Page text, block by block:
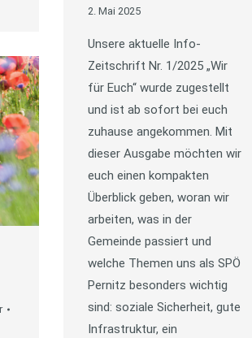
2. Mai 2025
Unsere aktuelle Info-
Zeitschrift Nr. 1/2025 „Wir
für Euch“ wurde zugestellt
und ist ab sofort bei euch
zuhause angekommen. Mit
dieser Ausgabe möchten wir
euch einen kompakten
Überblick geben, woran wir
arbeiten, was in der
Gemeinde passiert und
welche Themen uns als SPÖ
Pernitz besonders wichtig
sind: soziale Sicherheit, gute
Infrastruktur, ein